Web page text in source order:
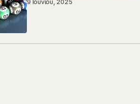
9 Ιουνίου, 2025